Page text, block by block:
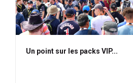
Un point sur les packs VIP...